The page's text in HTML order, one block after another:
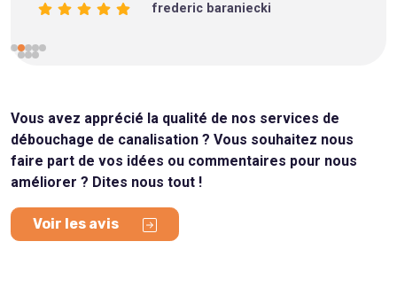
frederic baraniecki
Vous avez apprécié la qualité de nos services de
débouchage de canalisation ? Vous souhaitez nous
faire part de vos idées ou commentaires pour nous
améliorer ? Dites nous tout !
Voir les avis